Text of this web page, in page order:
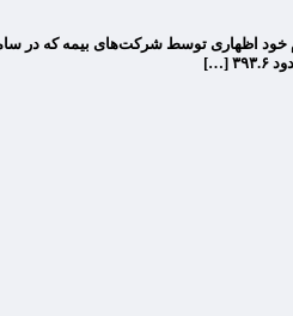
خود اظهاری توسط شرکت‌های بیمه که